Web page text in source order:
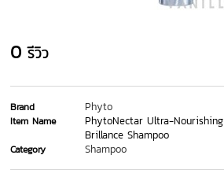
0 รีวิว
Brand Phyto
Item Name
PhytoNectar Ultra-Nourishing
Brillance Shampoo
Category Shampoo